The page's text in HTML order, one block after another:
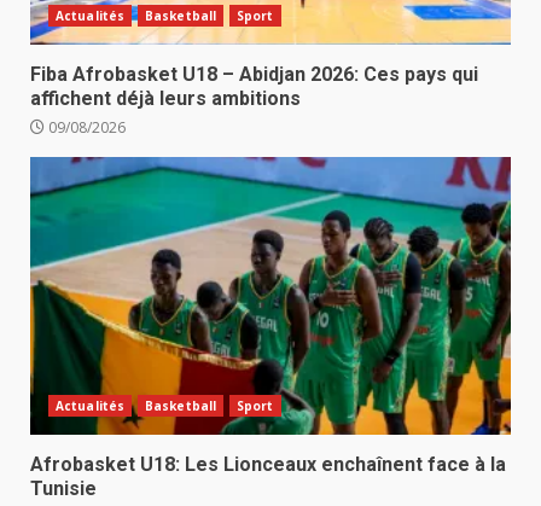
Actualités Basketball Sport
Fiba Afrobasket U18 – Abidjan 2026: Ces pays qui
affichent déjà leurs ambitions
09/08/2026
Actualités Basketball Sport
Afrobasket U18: Les Lionceaux enchaînent face à la
Tunisie